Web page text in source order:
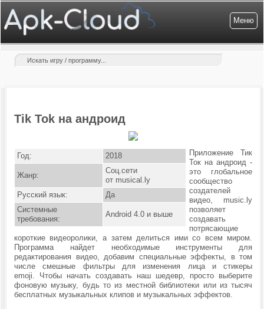
Меню
Tik Tok на андроид
Год: 2018
Жанр:
Соц.сети
от musical.ly
Русский язык:
Да
Системные
требования:
Android 4.0 и выше
Приложение Тик
Ток на андроид -
это глобальное
сообщество
создателей
видео, music.ly
позволяет
создавать
потрясающие
короткие видеоролики, а затем делиться ими со всем миром.
Программа найдет необходимые инструменты для
редактирования видео, добавим специальные эффекты, в том
числе смешные фильтры для изменения лица и стикеры
emoji. Чтобы начать создавать наш шедевр, просто выберите
фоновую музыку, будь то из местной библиотеки или из тысяч
бесплатных музыкальных клипов и музыкальных эффектов.